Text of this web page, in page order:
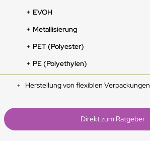
EVOH
Metallisierung
PET (Polyester)
PE (Polyethylen)
Herstellung von flexiblen Verpackungen
Direkt zum Ratgeber